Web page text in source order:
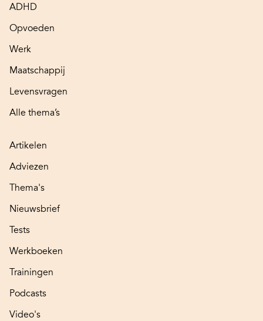
ADHD
Opvoeden
Werk
Maatschappij
Levensvragen
Alle thema’s
Artikelen
Adviezen
Thema's
Nieuwsbrief
Tests
Werkboeken
Trainingen
Podcasts
Video's